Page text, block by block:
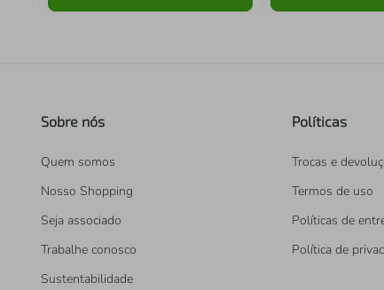
Sobre nós
Quem somos
Nosso Shopping
Seja associado
Trabalhe conosco
Sustentabilidade
Políticas
Trocas e
Termos de uso
Políticas de
Política de